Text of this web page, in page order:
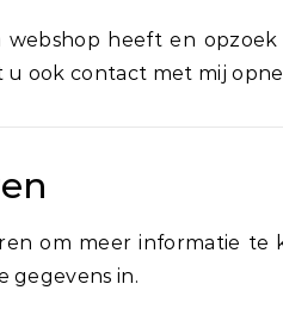
webshop heeft en
ook contact met mij
om meer informatie te
gegevens in.